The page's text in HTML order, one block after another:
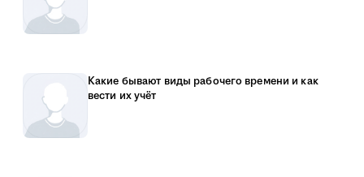
Какие бывают виды рабочего времени и как
вести их учёт